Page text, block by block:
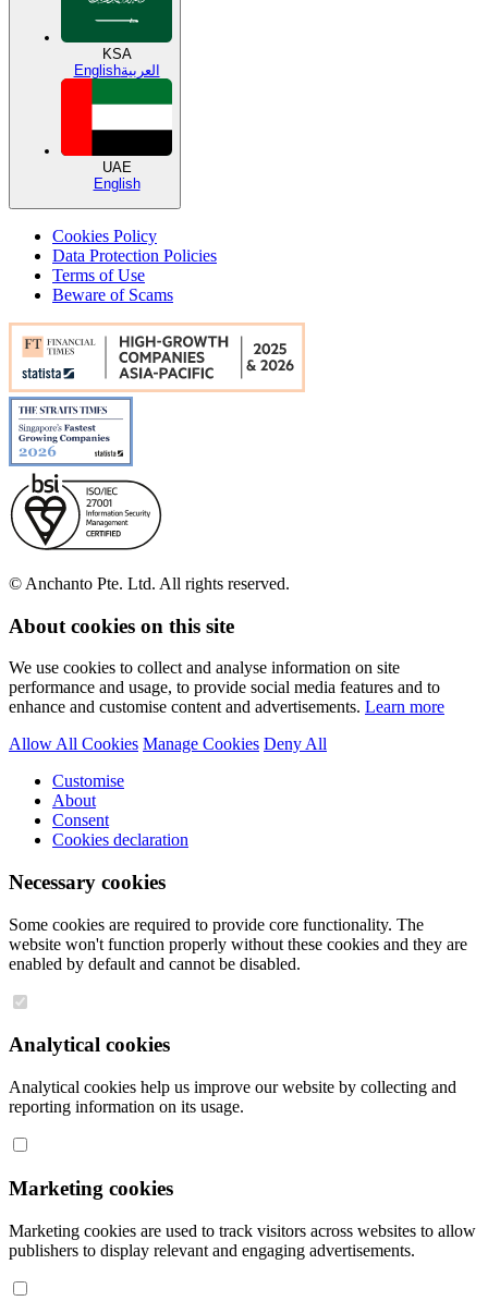
KSA
Englishالعربية
UAE
English
Cookies Policy
Data Protection Policies
Terms of Use
Beware of Scams
© Anchanto Pte. Ltd. All rights reserved.
About cookies on this site
We use cookies to collect and analyse information on site
performance and usage, to provide social media features and to
enhance and customise content and advertisements. Learn more
Allow All Cookies Manage Cookies Deny All
Customise
About
Consent
Cookies declaration
Necessary cookies
Some cookies are required to provide core functionality. The
website won't function properly without these cookies and they are
enabled by default and cannot be disabled.
Analytical cookies
Analytical cookies help us improve our website by collecting and
reporting information on its usage.
Marketing cookies
Marketing cookies are used to track visitors across websites to allow
publishers to display relevant and engaging advertisements.